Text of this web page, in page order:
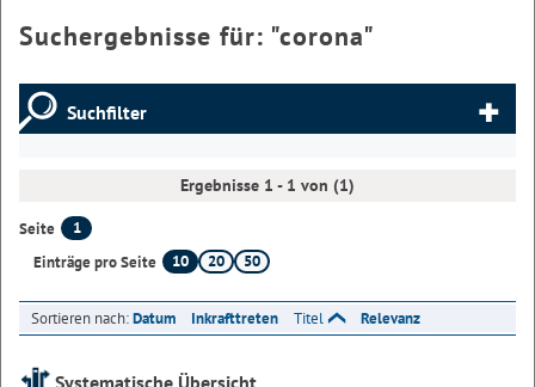
Suchergebnisse für: "corona"
Suchfilter
Ergebnisse 1 - 1 von (1)
Seite
1
Einträge pro Seite
10 20 50
Sortieren nach:Datum Inkrafttreten Titel Relevanz